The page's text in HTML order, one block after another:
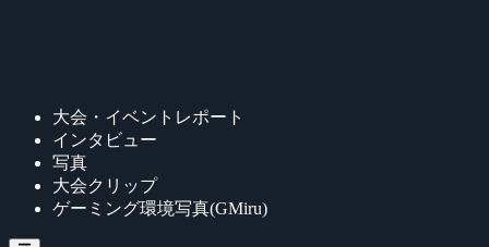
大会・イベントレポート
インタビュー
写真
大会クリップ
ゲーミング環境写真(GMiru)